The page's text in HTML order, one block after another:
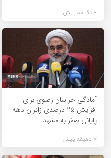
6 دقیقه پیش
آمادگی خراسان رضوی برای
افزایش ۲۵ درصدی زائران دهه
پایانی صفر به مشهد
7 دقیقه پیش